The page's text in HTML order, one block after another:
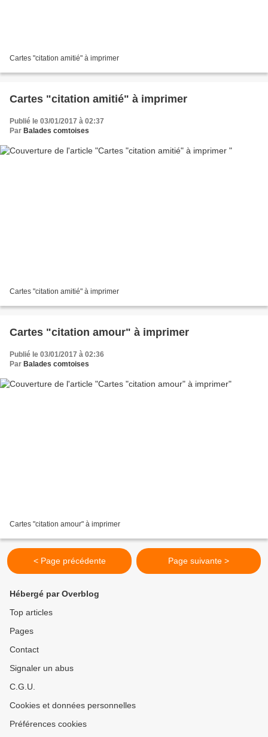
Cartes "citation amitié" à imprimer
Cartes "citation amitié" à imprimer
Publié le 03/01/2017 à 02:37
Par Balades comtoises
Cartes "citation amitié" à imprimer
Cartes "citation amour" à imprimer
Publié le 03/01/2017 à 02:36
Par Balades comtoises
Cartes "citation amour" à imprimer
< Page précédente Page suivante >
Hébergé par Overblog
Top articles
Pages
Contact
Signaler un abus
C.G.U.
Cookies et données personnelles
Préférences cookies